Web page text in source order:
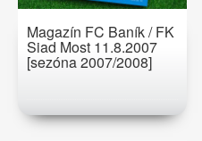
Magazín FC Baník / FK
Siad Most 11.8.2007
[sezóna 2007/2008]